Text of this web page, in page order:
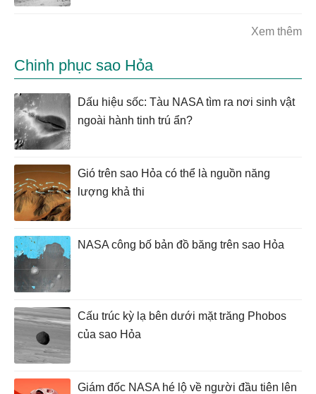
Xem thêm
Chinh phục sao Hỏa
Dấu hiệu sốc: Tàu NASA tìm ra nơi sinh vật
ngoài hành tinh trú ẩn?
Gió trên sao Hỏa có thể là nguồn năng
lượng khả thi
NASA công bố bản đồ băng trên sao Hỏa
Cấu trúc kỳ lạ bên dưới mặt trăng Phobos
của sao Hỏa
Giám đốc NASA hé lộ về người đầu tiên lên